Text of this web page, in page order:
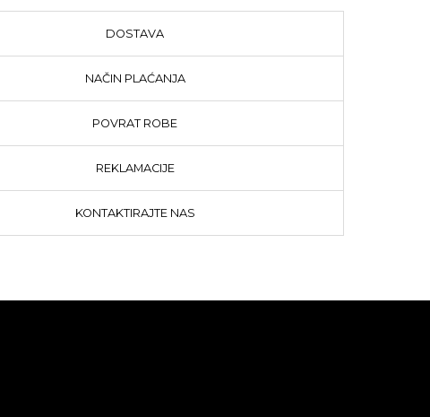
DOSTAVA
NAČIN PLAĆANJA
POVRAT ROBE
REKLAMACIJE
KONTAKTIRAJTE NAS